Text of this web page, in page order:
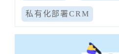
私有化部署CRM